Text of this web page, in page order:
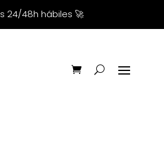
24/48h hábiles 🚀